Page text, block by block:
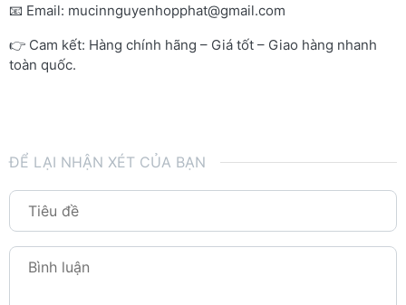
📧 Email: mucinnguyenhopphat@gmail.com
👉 Cam kết: Hàng chính hãng – Giá tốt – Giao hàng nhanh
toàn quốc.
ĐỂ LẠI NHẬN XÉT CỦA BẠN